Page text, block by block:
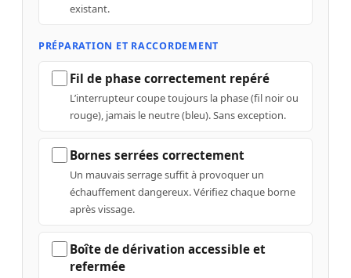
existant.
PRÉPARATION ET RACCORDEMENT
Fil de phase correctement repéré
L’interrupteur coupe toujours la phase (fil noir ou
rouge), jamais le neutre (bleu). Sans exception.
Bornes serrées correctement
Un mauvais serrage suffit à provoquer un
échauffement dangereux. Vérifiez chaque borne
après vissage.
Boîte de dérivation accessible et
refermée